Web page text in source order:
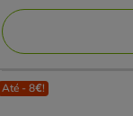
KG
Até - 8€!